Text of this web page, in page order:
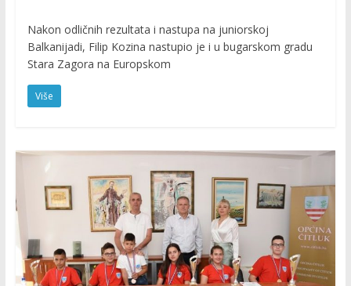
Nakon odličnih rezultata i nastupa na juniorskoj
Balkanijadi, Filip Kozina nastupio je i u bugarskom gradu
Stara Zagora na Europskom
Više